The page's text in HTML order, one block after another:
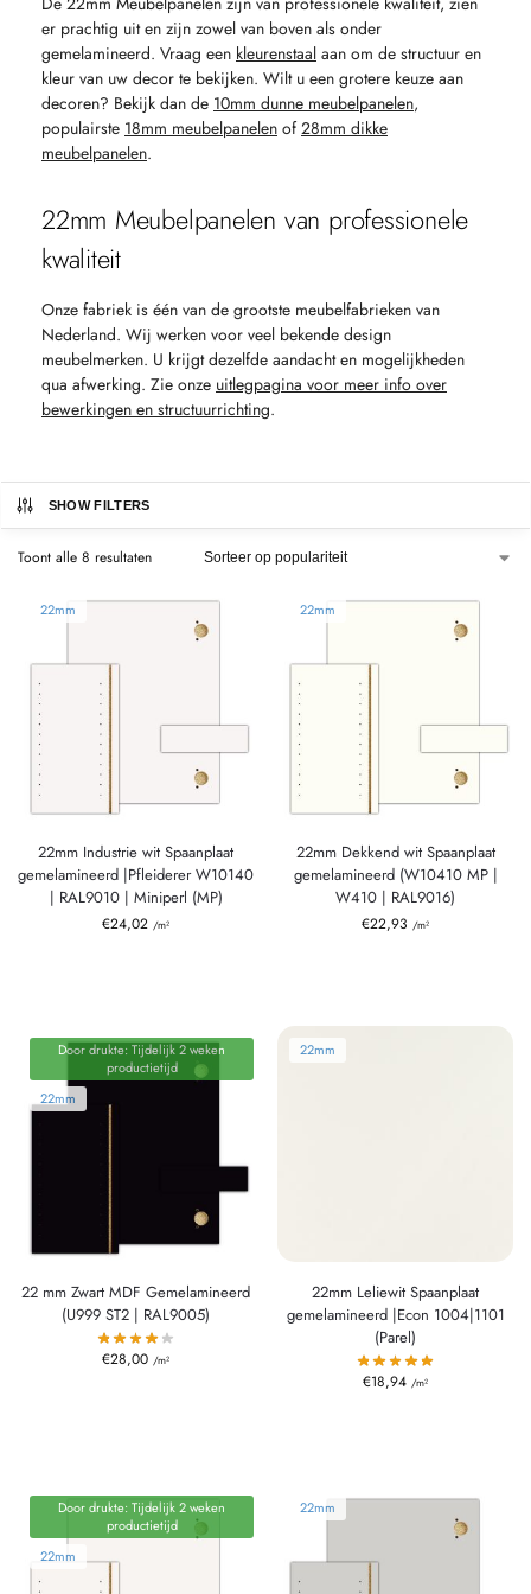
er prachtig uit en zijn zowel van boven als onder
gemelamineerd. Vraag een kleurenstaal aan om de structuur en
kleur van uw decor te bekijken. Wilt u een grotere keuze aan
decoren? Bekijk dan de 10mm dunne meubelpanelen,
populairste 18mm meubelpanelen of 28mm dikke
meubelpanelen.
22mm Meubelpanelen van professionele
kwaliteit
Onze fabriek is één van de grootste meubelfabrieken van
Nederland. Wij werken voor veel bekende design
meubelmerken. U krijgt dezelfde aandacht en mogelijkheden
qua afwerking. Zie onze uitlegpagina voor meer info over
bewerkingen en structuurrichting.
SHOW FILTERS
Toont alle 8 resultaten
22mm
22mm Industrie wit Spaanplaat
gemelamineerd |Pfleiderer W10140
| RAL9010 | Miniperl (MP)
€24,02 /m²
22mm
22mm Dekkend wit Spaanplaat
gemelamineerd (W10410 MP |
W410 | RAL9016)
€22,93 /m²
Door drukte: Tijdelijk 2 weken
productietijd
22mm
22 mm Zwart MDF Gemelamineerd
(U999 ST2 | RAL9005)
€28,00 /m²
22mm
22mm Leliewit Spaanplaat
gemelamineerd |Econ 1004|1101
(Parel)
€18,94 /m²
Door drukte: Tijdelijk 2 weken
productietijd
22mm
22mm